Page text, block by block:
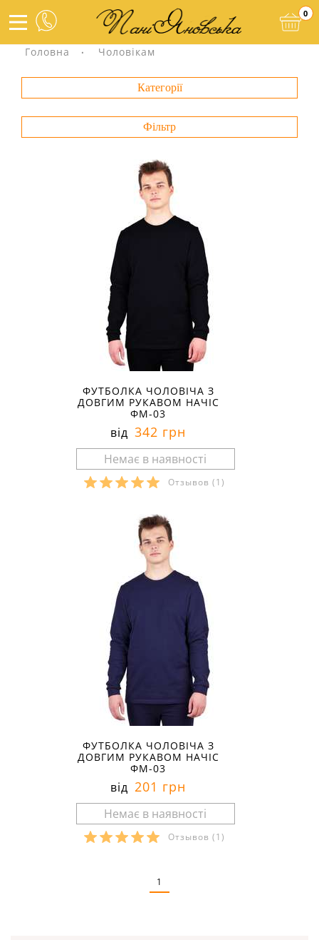
0
Головна Чоловікам
Категорії
Фільтр
ФУТБОЛКА ЧОЛОВІЧА З
ДОВГИМ РУКАВОМ НАЧІС
ФМ-03
від 342 грн
Отзывов (1)
ФУТБОЛКА ЧОЛОВІЧА З
ДОВГИМ РУКАВОМ НАЧІС
ФМ-03
від 201 грн
Отзывов (1)
1